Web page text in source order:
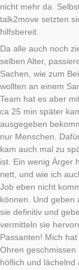
nicht mehr da.
talk2move setzten
hilfsbereit.
Da alle auch noch
selben Alter,
Sachen, wie zum
wollten an einem
Team hat es aber
ca 25 min später
ausgegeben
nur Menschen.
kam auch mal zu
ist. Ein wenig Ärger
nett, und wie ich
Job eben nicht
können. Und geben
sie definitiv und
vermitteln sie
Passanten! Mich
Ohren
höflich und